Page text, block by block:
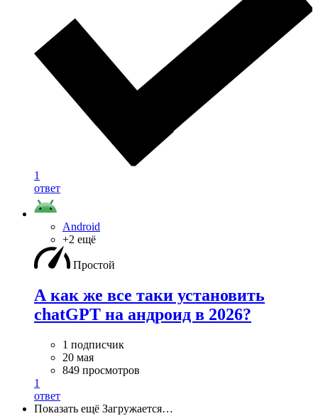
1
ответ
Android
+2 ещё
Простой
А как же все таки установить
chatGPT на андроид в 2026?
1 подписчик
20 мая
849 просмотров
1
ответ
Показать ещё Загружается…